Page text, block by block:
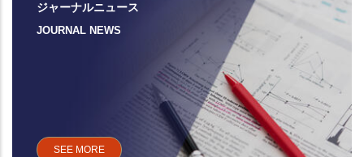
ジャーナルニュース
JOURNAL NEWS
SEE MORE